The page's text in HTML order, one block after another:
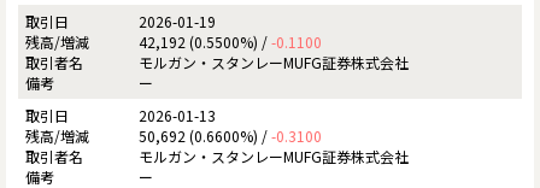
2026-01-19
42,192 (0.5500%) /-0.1100
モルガン・スタンレーMUFG証券株式会社
ー
2026-01-13
50,692 (0.6600%) /-0.3100
モルガン・スタンレーMUFG証券株式会社
ー